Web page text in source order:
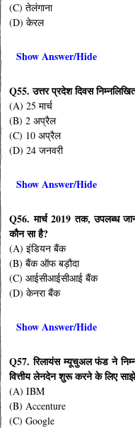
(C) तेलंगाना
(D) केरल
Show Answer/Hide
Q55. उत्तर प्रदेश दिवस
(A) 25 मार्च
(B) 2 अप्रैल
(C) 10 अप्रैल
(D) 24 जनवरी
Show Answer/Hide
Q56. मार्च 2019 तक, उपलब्ध
कौन सा है?
(A) इंडियन बैंक
(B) बैंक ऑफ बड़ौदा
(C) आईसीआईसीआई बैंक
(D) केनरा बैंक
Show Answer/Hide
Q57. रिलायंस म्यूचुअल फंड ने
वित्तीय लेनदेन शुरू करने के लिए
(A) IBM
(B) Accenture
(C) Google